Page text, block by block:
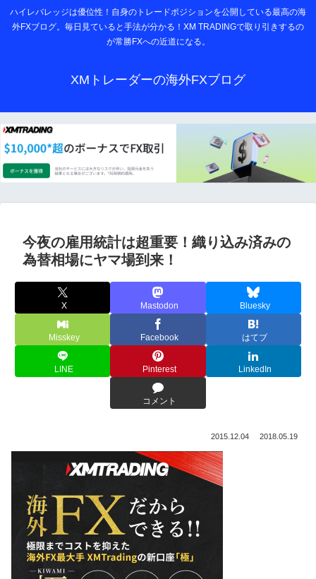
ハイレバレッジは優位性！自身のトレードポジションを公開している最高の海
外FXブログ。毎日見ていると手法が分かる！XM TRADINGで取り引きするの
が常勝FXへの近道になる。
XMトレーダーの海外FXブログ
今夜の雇用統計は超重要！織り込み済みの
為替相場にヤマ場到来！
X Mastodon Bluesky
Misskey Facebook はてブ
LINE Pinterest LinkedIn
コメント
2015.12.04 2018.05.19